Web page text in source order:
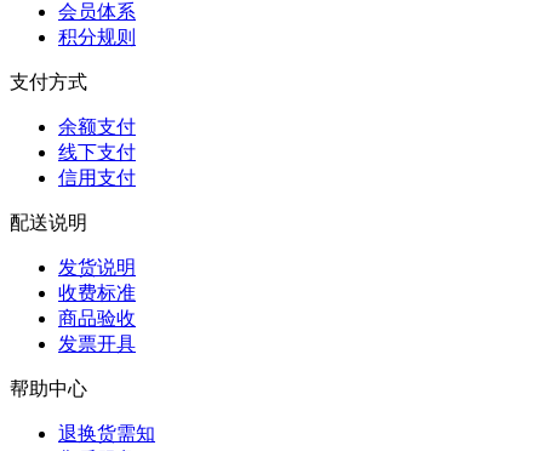
会员体系
积分规则
支付方式
余额支付
线下支付
信用支付
配送说明
发货说明
收费标准
商品验收
发票开具
帮助中心
退换货需知